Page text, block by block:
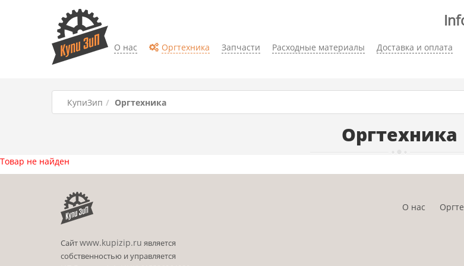
О нас Оргтехника Запчасти Расходные материалы Доставка и оплата
КупиЗип Оргтехника
Оргтехника
Товар не найден
Сайтwww.kupizip.ru является
собственностью и управляется
О нас